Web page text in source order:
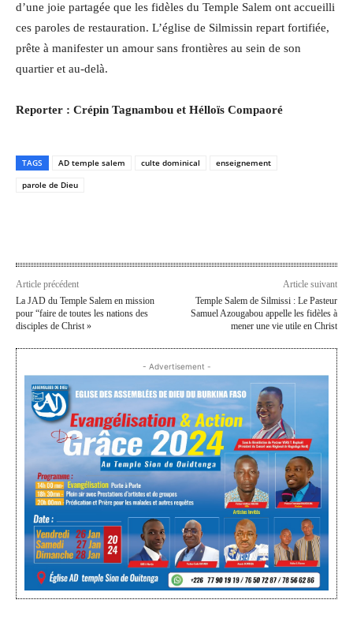
d’une joie partagée que les fidèles du Temple Salem ont accueilli
ces paroles de restauration. L’église de Silmissin repart fortifiée,
prête à manifester un amour sans frontières au sein de son
quartier et au-delà.
Reporter : Crépin Tagnambou et Hélloïs Compaoré
TAGS AD temple salem culte dominical
enseignement
parole de Dieu
Article précédent
La JAD du Temple Salem en mission
pour “faire de toutes les nations des
disciples de Christ »
Article suivant
Temple Salem de Silmissi : Le Pasteur
Samuel Azougabou appelle les fidèles à
mener une vie utile en Christ
- Advertisement -